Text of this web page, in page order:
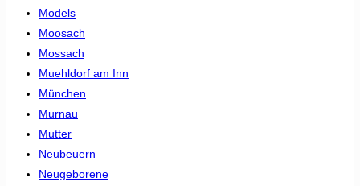
Models
Moosach
Mossach
Muehldorf am Inn
München
Murnau
Mutter
Neubeuern
Neugeborene